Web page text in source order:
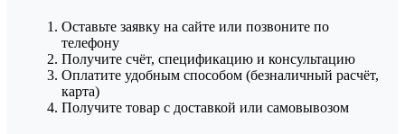
Оставьте заявку на сайте или позвоните по
телефону
Получите счёт, спецификацию и консультацию
Оплатите удобным способом (безналичный расчёт,
карта)
Получите товар с доставкой или самовывозом